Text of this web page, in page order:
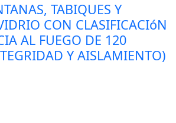
TABIQUES Y
CON CLASIFICACIóN
AL FUEGO DE 120
Y AISLAMIENTO)